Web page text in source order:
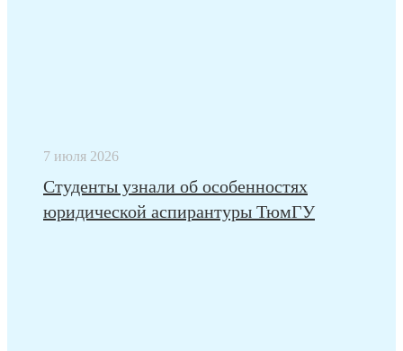
7 июля 2026
Студенты узнали об особенностях
юридической аспирантуры ТюмГУ